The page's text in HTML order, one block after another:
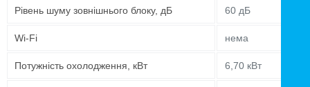
Рівень шуму зовнішнього блоку, дБ 60 дБ
Wi-Fi нема
Потужність охолодження, кВт 6,70 кВт